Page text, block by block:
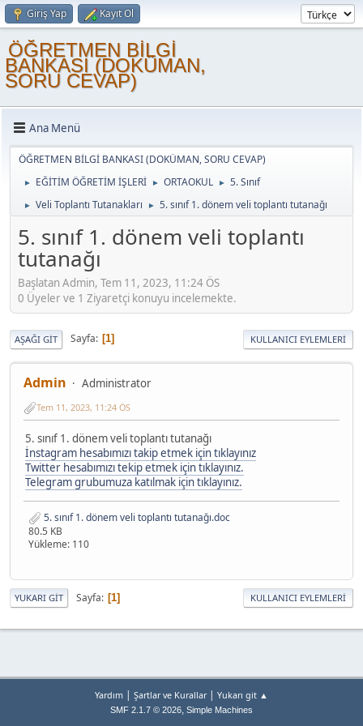
Giriş Yap Kayıt Ol
ÖĞRETMEN BİLGİ
BANKASI (DOKÜMAN,
SORU CEVAP)
Ana Menü
ÖĞRETMEN BİLGİ BANKASI (DOKÜMAN, SORU CEVAP)
► EĞİTİM ÖĞRETİM İŞLERİ ► ORTAOKUL ► 5. Sınıf
► Veli Toplantı Tutanakları ► 5. sınıf 1. dönem veli toplantı tutanağı
5. sınıf 1. dönem veli toplantı
tutanağı
Başlatan Admin, Tem 11, 2023, 11:24 ÖS
0 Üyeler ve 1 Ziyaretçi konuyu incelemekte.
AŞAĞI GIT Sayfa 1 KULLANICI EYLEMLERI
Admin Administrator
Tem 11, 2023, 11:24 ÖS
5. sınıf 1. dönem veli toplantı tutanağı
İnstagram hesabımızı takip etmek için tıklayınız
Twitter hesabımızı tekip etmek için tıklayınız.
Telegram grubumuza katılmak için tıklayınız.
5. sınıf 1. dönem veli toplantı tutanağı.doc
80.5 KB
Yükleme: 110
YUKARI GIT Sayfa 1 KULLANICI EYLEMLERI
Yardım | Şartlar ve Kurallar| Yukarı git ▲
SMF 2.1.7 © 2026, Simple Machines